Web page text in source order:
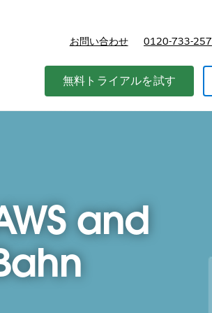
お問い合わせ 0120-733-257
無料トライアルを試す
and